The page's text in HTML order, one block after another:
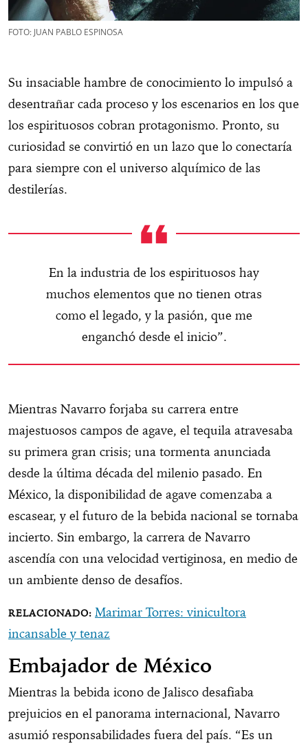
FOTO: JUAN PABLO ESPINOSA
Su insaciable hambre de conocimiento lo impulsó a
desentrañar cada proceso y los escenarios en los que
los espirituosos cobran protagonismo. Pronto, su
curiosidad se convirtió en un lazo que lo conectaría
para siempre con el universo alquímico de las
destilerías.
En la industria de los espirituosos hay
muchos elementos que no tienen otras
como el legado, y la pasión, que me
enganchó desde el inicio”.
Mientras Navarro forjaba su carrera entre
majestuosos campos de agave, el tequila atravesaba
su primera gran crisis; una tormenta anunciada
desde la última década del milenio pasado. En
México, la disponibilidad de agave comenzaba a
escasear, y el futuro de la bebida nacional se tornaba
incierto. Sin embargo, la carrera de Navarro
ascendía con una velocidad vertiginosa, en medio de
un ambiente denso de desafíos.
Marimar Torres: vinicultora
incansable y tenaz
Embajador de México
Mientras la bebida icono de Jalisco desafiaba
prejuicios en el panorama internacional, Navarro
asumió responsabilidades fuera del país. “Es un